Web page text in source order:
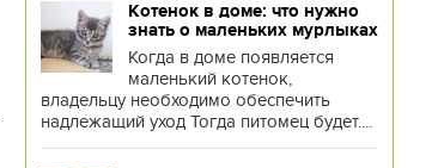
Котенок в доме: что нужно
знать о маленьких мурлыках
Когда в доме появляется
маленький котенок,
владельцу необходимо обеспечить
надлежащий уход Тогда питомец будет....